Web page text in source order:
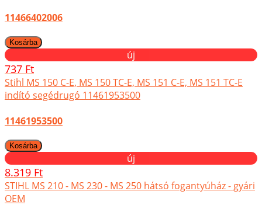
11466402006
új
737 Ft
Stihl MS 150 C-E, MS 150 TC-E, MS 151 C-E, MS 151 TC-E
indító segédrugó 11461953500
11461953500
új
8.319 Ft
STIHL MS 210 - MS 230 - MS 250 hátsó fogantyúház - gyári
OEM